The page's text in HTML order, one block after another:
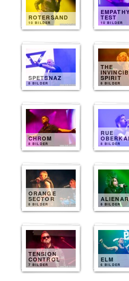
ROTERSAND
10 BILDER
TEST
10 BILDER
SPETSNAZ
8 BILDER
THE
SPIRIT
8 BILDER
CHROM
8 BILDER
RUE
8 BILDER
ORANGE
SECTOR
8 BILDER 8 BILDER
TENSION
CONTROL
7 BILDER
ELM
6 BILDER